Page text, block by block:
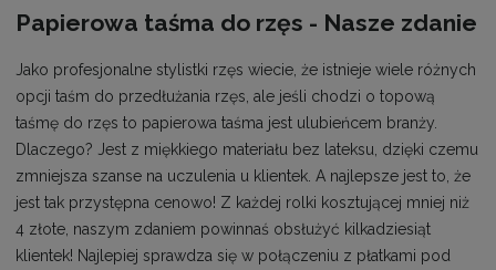
Papierowa taśma do rzęs - Nasze zdanie
Jako profesjonalne stylistki rzęs wiecie, że istnieje wiele różnych
opcji taśm do przedłużania rzęs, ale jeśli chodzi o topową
taśmę do rzęs to papierowa taśma jest ulubieńcem branży.
Dlaczego? Jest z miękkiego materiału bez lateksu, dzięki czemu
zmniejsza szanse na uczulenia u klientek. A najlepsze jest to, że
jest tak przystępna cenowo! Z każdej rolki kosztującej mniej niż
4 złote, naszym zdaniem powinnaś obsłużyć kilkadziesiąt
klientek! Najlepiej sprawdza się w połączeniu z płatkami pod